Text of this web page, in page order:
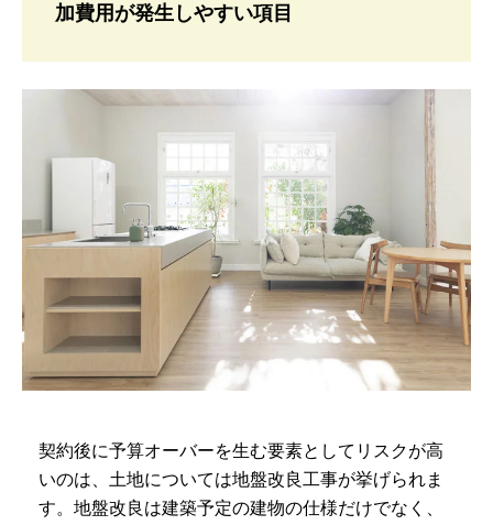
加費用が発生しやすい項目
契約後に予算オーバーを生む要素としてリスクが高
いのは、土地については地盤改良工事が挙げられま
す。地盤改良は建築予定の建物の仕様だけでなく、